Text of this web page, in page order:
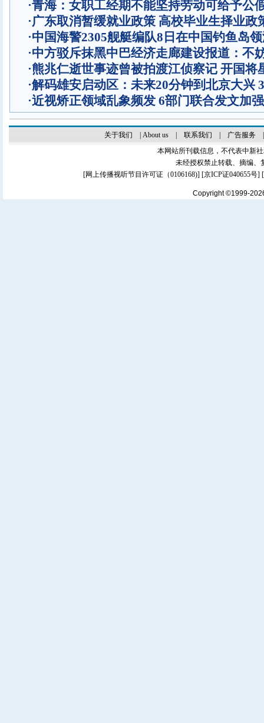
·青海：女职工经期不能坚持劳动可给予公
·广东取消暂缓就业政策 高校毕业生择业政
·中国海警2305舰艇编队8日在中国钓鱼岛
·中方驳斥抹黑中巴经济走廊建设报道：不
·熊兆仁逝世事迹曾被拍渡江侦察记 开国将
·解码雄安启动区：未来20分钟到北京大兴
·近视矫正领域乱象频发 6部门联合发文加
关于我们 About us| 联系我们 广告服务
本网站所刊载信息，不代表中新
未经授权禁止转载、摘编、
[网上传播视听节目许可证（0106168)] [京ICP证040655号]
Copyright ©1999-